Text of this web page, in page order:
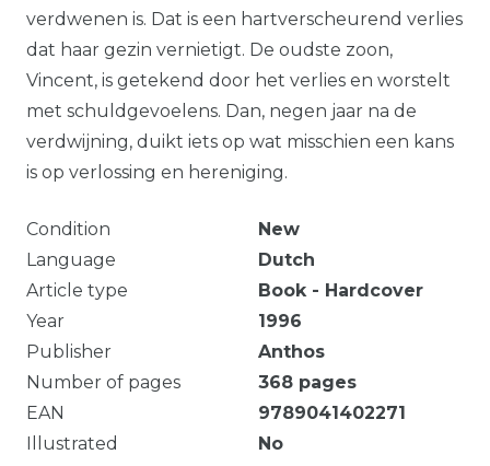
verdwenen is. Dat is een hartverscheurend verlies
dat haar gezin vernietigt. De oudste zoon,
Vincent, is getekend door het verlies en worstelt
met schuldgevoelens. Dan, negen jaar na de
verdwijning, duikt iets op wat misschien een kans
is op verlossing en hereniging.
Condition
New
Language
Dutch
Article type
Book - Hardcover
Year
1996
Publisher
Anthos
Number of pages
368 pages
EAN
9789041402271
Illustrated
No